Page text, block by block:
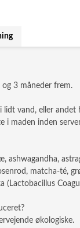
3 måneder frem.
vand, eller
i maden inden
ashwagandha,
matcha-té,
(Lactobacillus
økologiske.